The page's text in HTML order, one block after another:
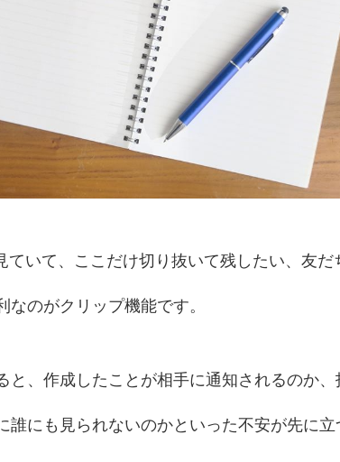
ていて、ここだけ切り抜いて残したい、友
なのがクリップ機能です。
と、作成したことが相手に通知されるのか
誰にも見られないのかといった不安が先に立